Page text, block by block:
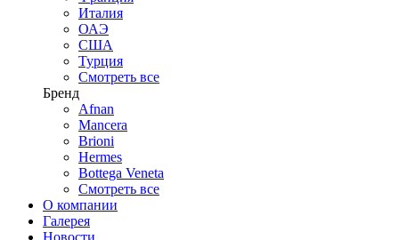
Италия
ОАЭ
США
Турция
Смотреть все
Бренд
Afnan
Mancera
Brioni
Hermes
Bottega Veneta
Смотреть все
О компании
Галерея
Новости